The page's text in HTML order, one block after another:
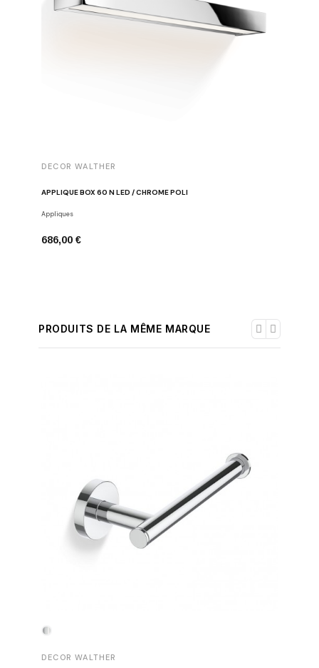
DECOR WALTHER
APPLIQUE BOX 60 N LED / CHROME POLI
Appliques
686,00 €
PRODUITS DE LA MÊME MARQUE
DECOR WALTHER